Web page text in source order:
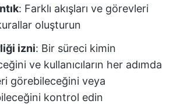
: Farklı akışları ve görevleri
oluşturun
izni: Bir süreci kimin
ve kullanıcıların her adımda
görebileceğini veya
kontrol edin